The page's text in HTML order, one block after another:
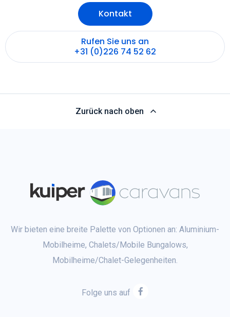
Kontakt
Rufen Sie uns an
+31 (0)226 74 52 62
Zurück nach oben
Wir bieten eine breite Palette von Optionen an: Aluminium-
Mobilheime, Chalets/Mobile Bungalows,
Mobilheime/Chalet-Gelegenheiten.
Folge uns auf